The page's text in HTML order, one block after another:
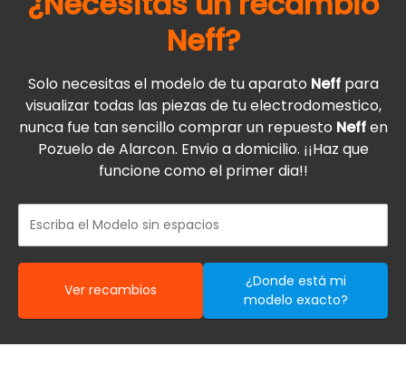
Neff?
Solo necesitas el modelo de tu aparato Neffpara
visualizar todas las piezas de tu electrodomestico,
nunca fue tan sencillo comprar un repuesto Neffen
Pozuelo de Alarcon. Envio a domicilio. ¡¡Haz que
funcione como el primer dia!!
Ver recambios
¿Donde está mi
modelo exacto?